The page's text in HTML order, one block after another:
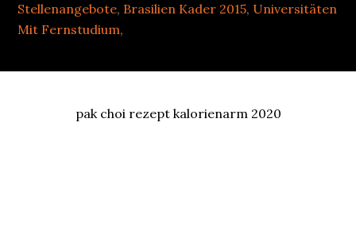
Stellenangebote, Brasilien Kader 2015, Universitäten
Mit Fernstudium,
pak choi rezept kalorienarm 2020